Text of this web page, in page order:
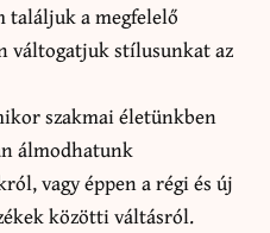
találjuk a megfelelő
váltogatjuk stílusunkat az
szakmai életünkben
álmodhatunk
vagy éppen a régi és új
közötti váltásról.